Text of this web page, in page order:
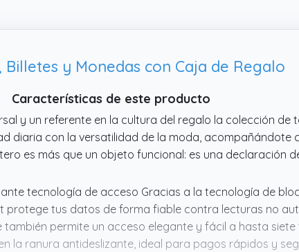
y Monedas con Caja de Regalo
Características de este producto
y un referente en la cultura del regalo la colección de
diaria con la versatilidad de la moda, acompañándote
es más que un objeto funcional: es una declaración
tecnología de acceso Gracias a la tecnología de
protege tus datos de forma fiable contra lecturas no
permite un acceso elegante y fácil a hasta
la ranura antideslizante, ideal para pagos rápidos y